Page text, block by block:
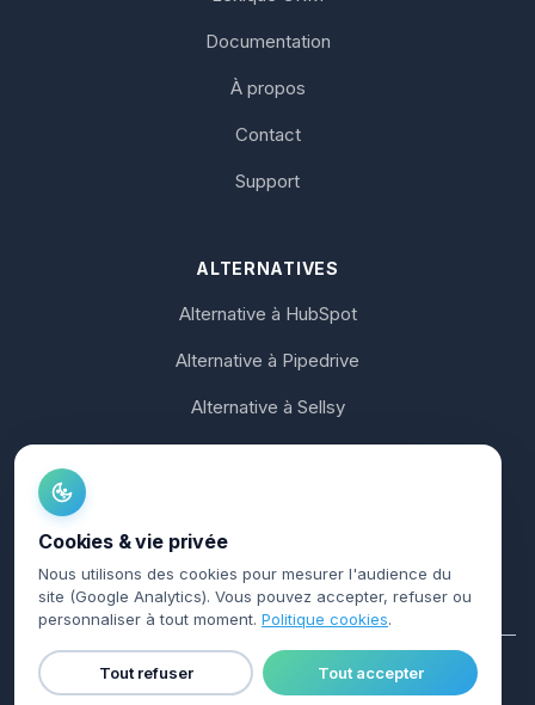
Documentation
À propos
Contact
Support
ALTERNATIVES
Alternative à HubSpot
Alternative à Pipedrive
Alternative à Sellsy
Alternative à Koban
© 2026 Charik. Tous droits réservés.
Cookies & vie privée
Nous utilisons des cookies pour mesurer l'audience du
site (Google Analytics). Vous pouvez accepter, refuser ou
personnaliser à tout moment. Politique cookies.
Tout refuser Tout accepter